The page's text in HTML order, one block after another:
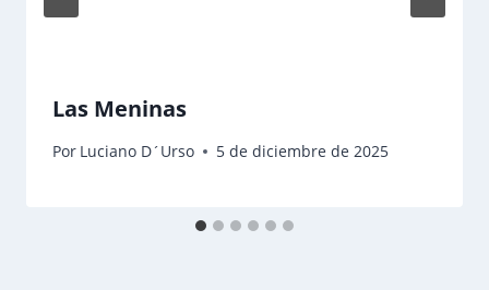
Las Meninas
Por Luciano D´Urso 5 de diciembre de 2025